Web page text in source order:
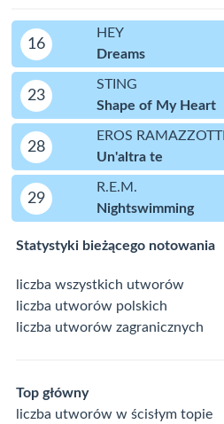
16
HEY
Dreams
23
STING
Shape of My Heart
28
EROS RAMAZZOTTI
Un'altra te
29
R.E.M.
Nightswimming
Statystyki bieżącego notowania
liczba wszystkich utworów
liczba utworów polskich
liczba utworów zagranicznych
Top główny
liczba utworów w ścisłym topie